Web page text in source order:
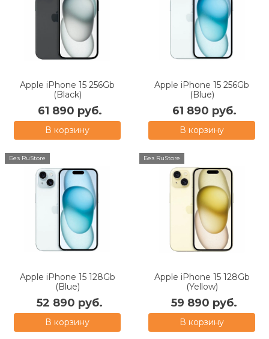
Apple iPhone 15 256Gb
(Black)
61 890 руб.
В корзину
Apple iPhone 15 256Gb
(Blue)
61 890 руб.
В корзину
Без RuStore
Apple iPhone 15 128Gb
(Blue)
52 890 руб.
В корзину
Без RuStore
Apple iPhone 15 128Gb
(Yellow)
59 890 руб.
В корзину